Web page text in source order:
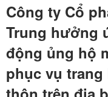
Công ty Cổ
Trung hưởng
động ủng hộ
phục vụ